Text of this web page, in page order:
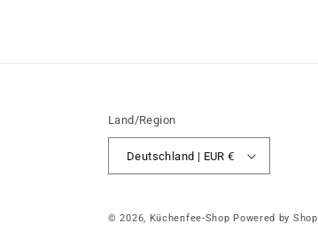
Land/Region
Deutschland | EUR €
© 2026, Küchenfee-Shop Powered by